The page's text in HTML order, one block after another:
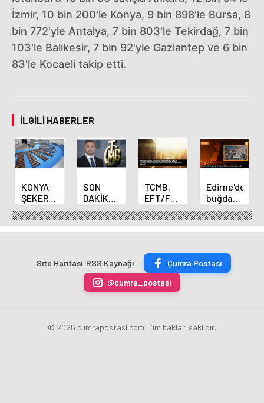
İzmir, 10 bin 200'le Konya, 9 bin 898'le Bursa, 8
bin 772'yle Antalya, 7 bin 803'le Tekirdağ, 7 bin
103'le Balıkesir, 7 bin 92'yle Gaziantep ve 6 bin
83'le Kocaeli takip etti.
İLGILI HABERLER
KONYA
ŞEKER
YILLIK 7
BİN 500
TON
ÜRETİLECEK
SON
DAKİKA
HABERİ:
Yeni
Merkez
Fatih
Karahan
oldu
TCMB,
EFT/FAST
işlemleri
için
fazla
uygulamasını
kaldırdı
Edirne'de
buğday
ve arpa
ekim
sezonu
erdi
Site Haritası RSS Kaynağı
Çumra Postası
@cumra_postasi
© 2026 cumrapostasi.com Tüm hakları saklıdır.